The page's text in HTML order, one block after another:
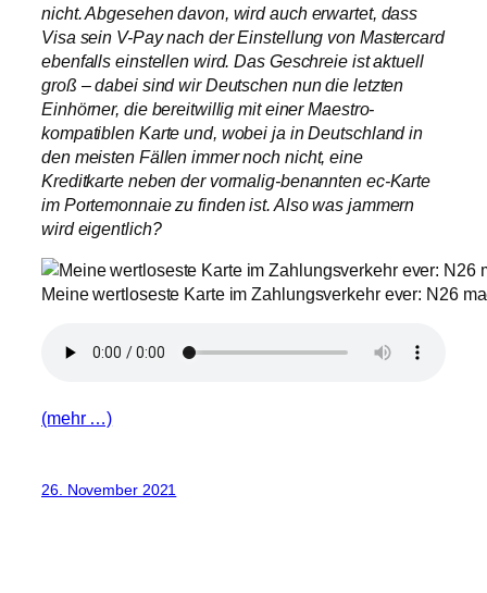
nicht. Abgesehen davon, wird auch erwartet, dass
Visa sein V-Pay nach der Einstellung von Mastercard
ebenfalls einstellen wird. Das Geschreie ist aktuell
groß – dabei sind wir Deutschen nun die letzten
Einhörner, die bereitwillig mit einer Maestro-
kompatiblen Karte und, wobei ja in Deutschland in
den meisten Fällen immer noch nicht, eine
Kreditkarte neben der vormalig-benannten ec-Karte
im Portemonnaie zu finden ist. Also was jammern
wird eigentlich?
Meine wertloseste Karte im Zahlungsverkehr ever: N26
(mehr …)
26. November 2021